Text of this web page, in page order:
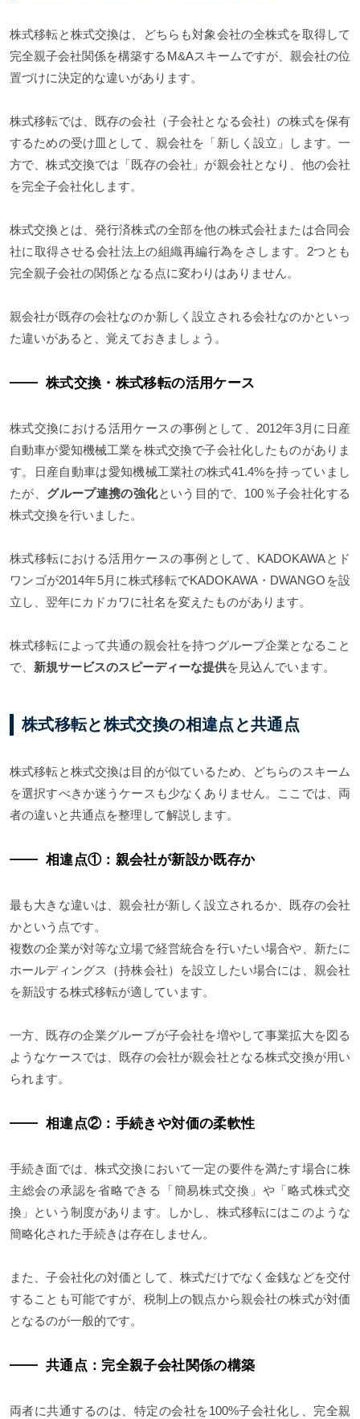
株式移転と株式交換は、どちらも対象会社の全株式を取得して
完全親子会社関係を構築するM&Aスキームですが、親会社の位
置づけに決定的な違いがあります。
株式移転では、既存の会社（子会社となる会社）の株式を保有
するための受け皿として、親会社を「新しく設立」します。一
方で、株式交換では「既存の会社」が親会社となり、他の会社
を完全子会社化します。
株式交換とは、発行済株式の全部を他の株式会社または合同会
社に取得させる会社法上の組織再編行為をさします。2つとも
完全親子会社の関係となる点に変わりはありません。
親会社が既存の会社なのか新しく設立される会社なのかといっ
た違いがあると、覚えておきましょう。
株式交換・株式移転の活用ケース
株式交換における活用ケースの事例として、2012年3月に日産
自動車が愛知機械工業を株式交換で子会社化したものがありま
す。日産自動車は愛知機械工業社の株式41.4%を持っていまし
たが、 グループ連携の強化という目的で、100％子会社化する
株式交換を行いました。
株式移転における活用ケースの事例として、KADOKAWAとド
ワンゴが2014年5月に株式移転でKADOKAWA・DWANGOを設
立し、翌年にカドカワに社名を変えたものがあります。
株式移転によって共通の親会社を持つグループ企業となること
で、 新規サービスのスピーディーな提供を見込んでいます。
株式移転と株式交換の相違点と共通点
株式移転と株式交換は目的が似ているため、どちらのスキーム
を選択すべきか迷うケースも少なくありません。ここでは、両
者の違いと共通点を整理して解説します。
相違点①：親会社が新設か既存か
最も大きな違いは、親会社が新しく設立されるか、既存の会社
かという点です。
複数の企業が対等な立場で経営統合を行いたい場合や、新たに
ホールディングス（持株会社）を設立したい場合には、親会社
を新設する株式移転が適しています。
一方、既存の企業グループが子会社を増やして事業拡大を図る
ようなケースでは、既存の会社が親会社となる株式交換が用い
られます。
相違点②：手続きや対価の柔軟性
手続き面では、株式交換において一定の要件を満たす場合に株
主総会の承認を省略できる「簡易株式交換」や「略式株式交
換」という制度があります。しかし、株式移転にはこのような
簡略化された手続きは存在しません。
また、子会社化の対価として、株式だけでなく金銭などを交付
することも可能ですが、税制上の観点から親会社の株式が対価
となるのが一般的です。
共通点：完全親子会社関係の構築
両者に共通するのは、特定の会社を100%子会社化し、完全親